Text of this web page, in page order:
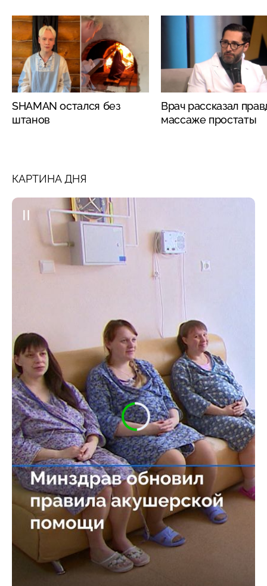
SHAMAN остался без
штанов
Врач рассказал
массаже простаты
КАРТИНА ДНЯ